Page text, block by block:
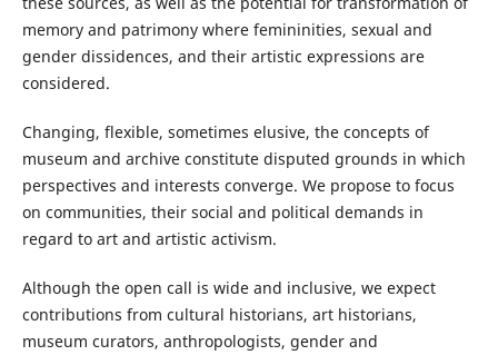
memory and patrimony where femininities, sexual and
gender dissidences, and their artistic expressions are
considered.
Changing, flexible, sometimes elusive, the concepts of
museum and archive constitute disputed grounds in which
perspectives and interests converge. We propose to focus
on communities, their social and political demands in
regard to art and artistic activism.
Although the open call is wide and inclusive, we expect
contributions from cultural historians, art historians,
museum curators, anthropologists, gender and